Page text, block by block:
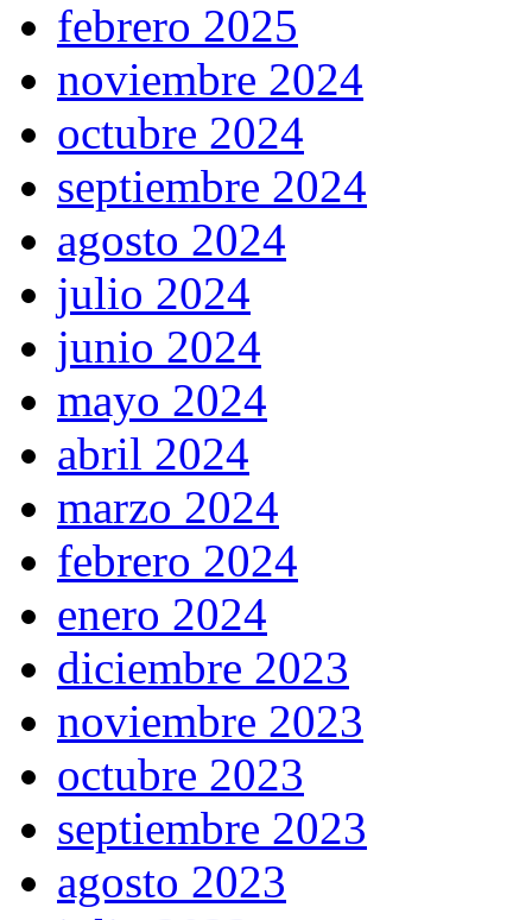
febrero 2025
noviembre 2024
octubre 2024
septiembre 2024
agosto 2024
julio 2024
junio 2024
mayo 2024
abril 2024
marzo 2024
febrero 2024
enero 2024
diciembre 2023
noviembre 2023
octubre 2023
septiembre 2023
agosto 2023